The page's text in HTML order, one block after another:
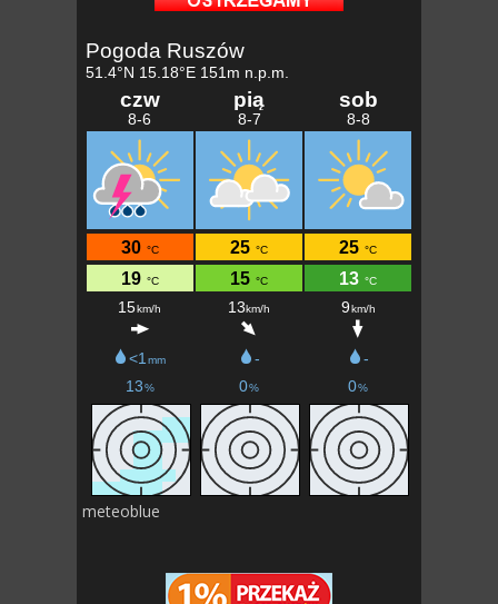
meteoblue